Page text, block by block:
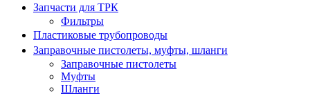
Запчасти для ТРК
Фильтры
Пластиковые трубопроводы
Заправочные пистолеты, муфты, шланги
Заправочные пистолеты
Муфты
Шланги